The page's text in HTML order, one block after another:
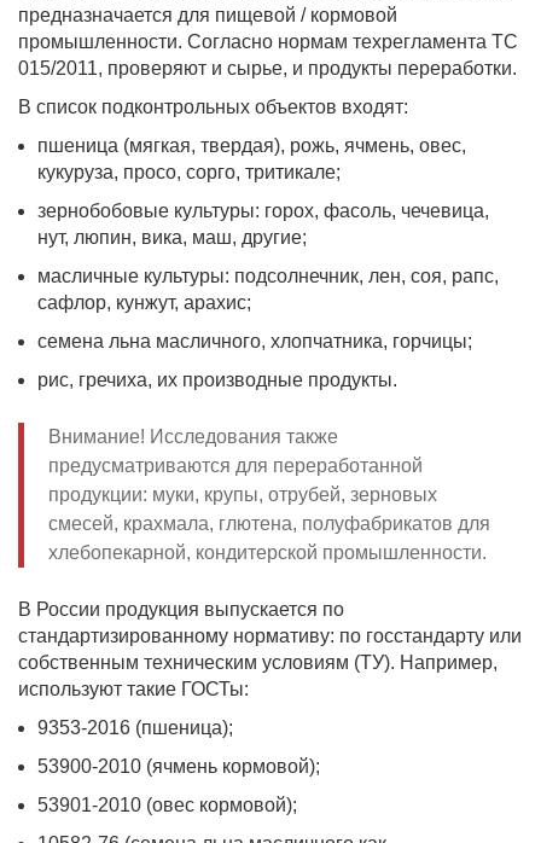
предназначается для пищевой / кормовой
промышленности. Согласно нормам техрегламента ТС
015/2011, проверяют и сырье, и продукты переработки.
В список подконтрольных объектов входят:
пшеница (мягкая, твердая), рожь, ячмень, овес,
кукуруза, просо, сорго, тритикале;
зернобобовые культуры: горох, фасоль, чечевица,
нут, люпин, вика, маш, другие;
масличные культуры: подсолнечник, лен, соя, рапс,
сафлор, кунжут, арахис;
семена льна масличного, хлопчатника, горчицы;
рис, гречиха, их производные продукты.
Внимание! Исследования также
предусматриваются для переработанной
продукции: муки, крупы, отрубей, зерновых
смесей, крахмала, глютена, полуфабрикатов для
хлебопекарной, кондитерской промышленности.
В России продукция выпускается по
стандартизированному нормативу: по госстандарту или
собственным техническим условиям (ТУ). Например,
используют такие ГОСТы:
9353-2016 (пшеница);
53900-2010 (ячмень кормовой);
53901-2010 (овес кормовой);